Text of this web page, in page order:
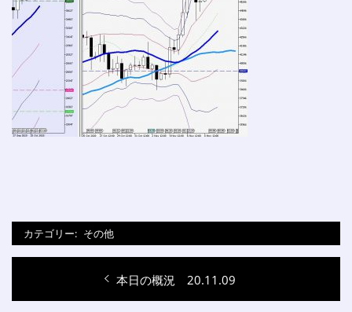
カテゴリー: その他
稿
過
去
本日の概況 20.11.09